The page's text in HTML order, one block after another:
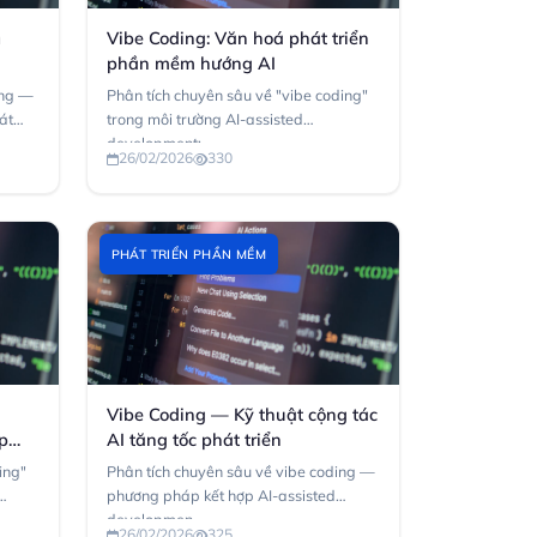
—
Vibe Coding: Văn hoá phát triển
phần mềm hướng AI
Phân tích chuyên sâu về "vibe coding"
trong môi trường AI-assisted
development:...
26/02/2026 330
PHÁT TRIỂN PHẦN MỀM
Vibe Coding — Kỹ thuật cộng tác
AI tăng tốc phát triển
Phân tích chuyên sâu về vibe coding —
phương pháp kết hợp AI-assisted
developmen...